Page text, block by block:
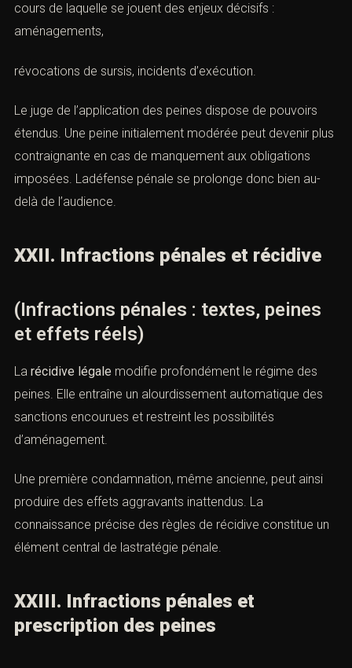
cours de laquelle se jouent des enjeux décisifs :
aménagements,
révocations de sursis, incidents d’exécution.
Le juge de l’application des peines dispose de pouvoirs
étendus. Une peine initialement modérée peut devenir plus
contraignante en cas de manquement aux obligations
imposées. Ladéfense pénale se prolonge donc bien au-
delà de l’audience.
XXII. Infractions pénales et récidive
(Infractions pénales : textes, peines
et effets réels)
La récidive légale modifie profondément le régime des
peines. Elle entraîne un alourdissement automatique des
sanctions encourues et restreint les possibilités
d’aménagement.
Une première condamnation, même ancienne, peut ainsi
produire des effets aggravants inattendus. La
connaissance précise des règles de récidive constitue un
élément central de lastratégie pénale.
XXIII. Infractions pénales et
prescription des peines